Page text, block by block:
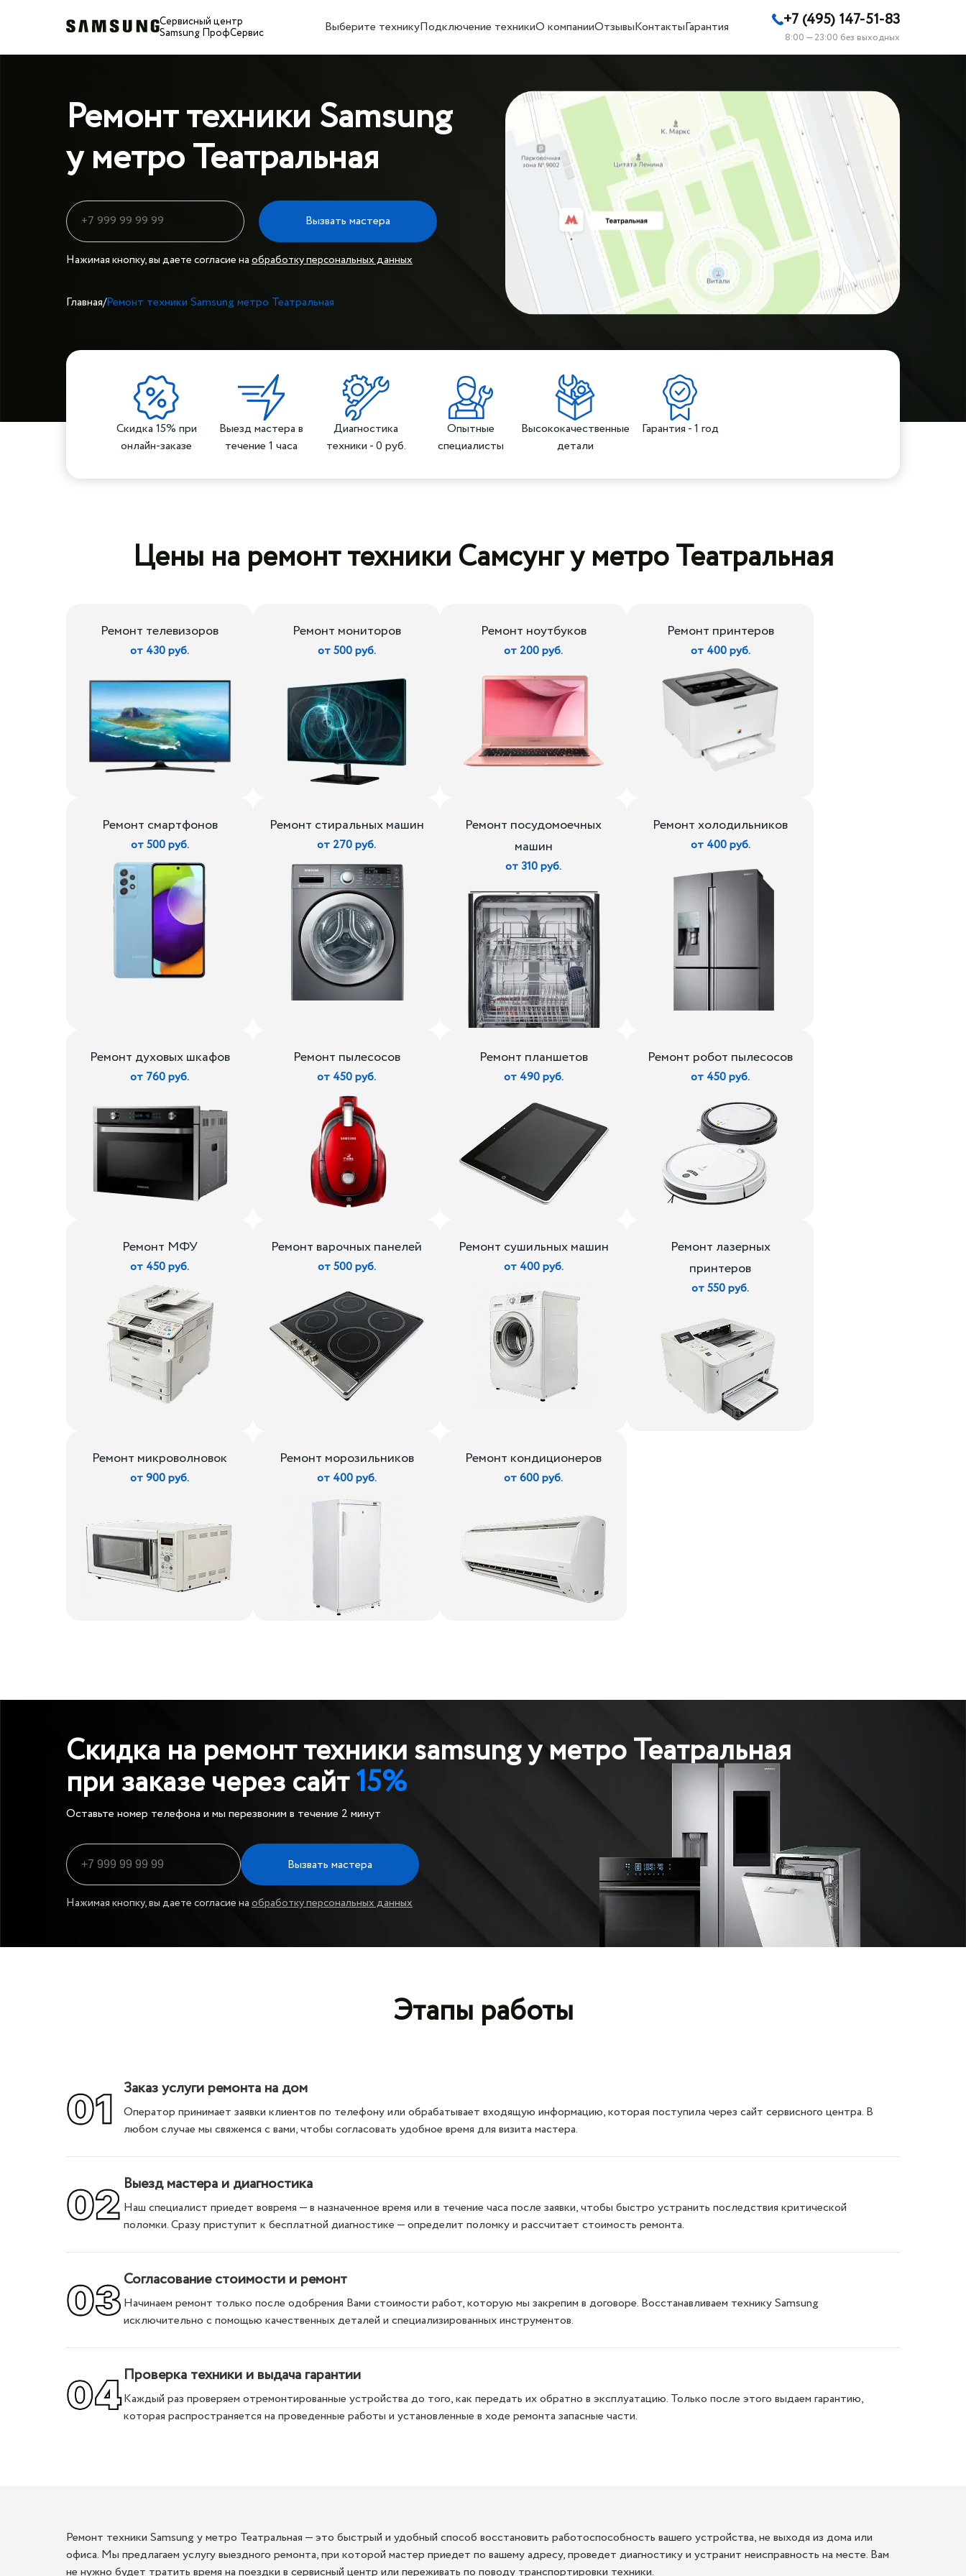
Сервисный центр
Samsung ПрофСервис
Выберите техникуПодключение техникиО компанииОтзывыКонтактыГарантия +7 (495) 147-51-83
8:00 — 23:00 без выходных
Ремонт техники Samsung
у метро Театральная
Вызвать мастера
Нажимая кнопку, вы даете согласие наобработку персональных данных
Главная/Ремонт техники Samsung метро Театральная
Скидка 15% при
онлайн-заказе
Выезд мастера в
течение 1 часа
Диагностика
техники - 0 руб.
Опытные
специалисты
Высококачественные
детали
Гарантия - 1 год
Цены на ремонт техники Самсунг у метро Театральная
Ремонт телевизоров
от 430 руб.
Ремонт мониторов
от 500 руб.
Ремонт ноутбуков
от 200 руб.
Ремонт принтеров
от 400 руб.
Ремонт смартфонов
от 500 руб.
Ремонт стиральных машин
от 270 руб.
Ремонт посудомоечных
машин
от 310 руб.
Ремонт холодильников
от 400 руб.
Ремонт духовых шкафов
от 760 руб.
Ремонт пылесосов
от 450 руб.
Ремонт планшетов
от 490 руб.
Ремонт робот пылесосов
от 450 руб.
Ремонт МФУ
от 450 руб.
Ремонт варочных панелей
от 500 руб.
Ремонт сушильных машин
от 400 руб.
Ремонт лазерных
принтеров
от 550 руб.
Ремонт микроволновок
от 900 руб.
Ремонт морозильников
от 400 руб.
Ремонт кондиционеров
от 600 руб.
Скидка на ремонт техники samsung у метро Театральная
при заказе через сайт15%
Оставьте номер телефона и мы перезвоним в течение 2 минут
Вызвать мастера
Нажимая кнопку, вы даете согласие наобработку персональных данных
Этапы работы
Заказ услуги ремонта на дом
Оператор принимает заявки клиентов по телефону или обрабатывает входящую информацию, которая поступила через сайт сервисного центра. В
любом случае мы свяжемся с вами, чтобы согласовать удобное время для визита мастера.
Выезд мастера и диагностика
Наш специалист приедет вовремя — в назначенное время или в течение часа после заявки, чтобы быстро устранить последствия критической
поломки. Сразу приступит к бесплатной диагностике — определит поломку и рассчитает стоимость ремонта.
Согласование стоимости и ремонт
Начинаем ремонт только после одобрения Вами стоимости работ, которую мы закрепим в договоре. Восстанавливаем технику Samsung
исключительно с помощью качественных деталей и специализированных инструментов.
Проверка техники и выдача гарантии
Каждый раз проверяем отремонтированные устройства до того, как передать их обратно в эксплуатацию. Только после этого выдаем гарантию,
которая распространяется на проведенные работы и установленные в ходе ремонта запасные части.
Ремонт техники Samsung у метро Театральная — это быстрый и удобный способ восстановить работоспособность вашего устройства, не выходя из дома или
офиса. Мы предлагаем услугу выездного ремонта, при которой мастер приедет по вашему адресу, проведет диагностику и устранит неисправность на месте. Вам
не нужно будет тратить время на поездки в сервисный центр или переживать по поводу транспортировки техники.